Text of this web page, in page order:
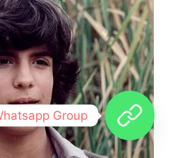
Group